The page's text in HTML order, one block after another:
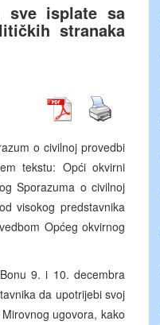
sve isplate sa
stranaka
o civilnoj provedbi
tekstu: Opći okvirni
Sporazuma o civilnoj
visokog predstavnika
Općeg okvirnog
9. i 10. decembra
da upotrijebi svoj
ugovora, kako